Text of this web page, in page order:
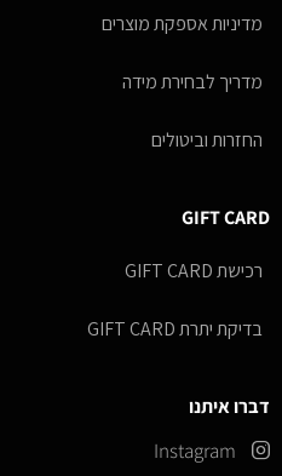
מדיניות אספקת מוצרים
מדריך לבחירת מידה
החזרות וביטולים
GIFT CARD
רכישת GIFT CARD
בדיקת יתרת GIFT CARD
דברו איתנו
Instagram